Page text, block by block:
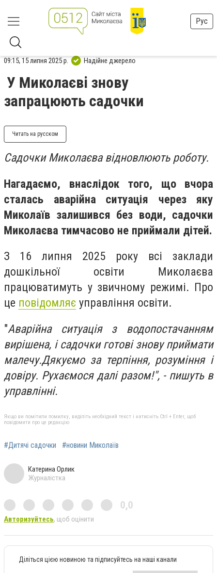
Рус
09:15, 15 липня 2025 р. Надійне джерело
У Миколаєві знову
запрацюють садочки
Читать на русском
Садочки Миколаєва відновлюють роботу.
Нагадаємо, внаслідок того, що вчора
сталась аварійна ситуація через яку
Миколаїв залишився без води, садочки
Миколаєва тимчасово не приймали дітей.
З 16 липня 2025 року всі заклади
дошкільної освіти Миколаєва
працюватимуть у звичному режимі. Про
це повідомляє управління освіти.
"Аварійна ситуація з водопостачанням
вирішена, і садочки готові знову приймати
малечу.Дякуємо за терпіння, розуміння і
довіру. Рухаємося далі разом!", - пишуть в
управлінні.
Якщо ви помітили помилку, виділіть необхідний текст і натисніть Ctrl + Enter, щоб
повідомити про це редакцію
#Дитячі садочки #новини Миколаїв
Катерина Орлик
Журналістка
0,0
Авторизуйтесь, щоб оцінити
Діліться цією новиною та підписуйтесь на наші канали